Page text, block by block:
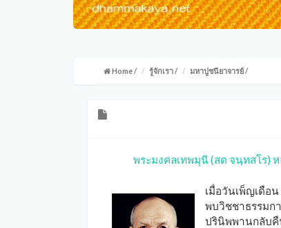
Home/ รู้จักเรา/ มหาปูชนียาจารย์/
พระมงคลเทพมุนี (สด จนฺทสโร)
เมื่อวันเพ็ญเดือ
พบวิชชาธรรมก
ปรินิพพานกลับ